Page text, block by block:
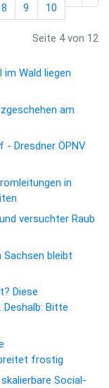
8 9 10
Seite 4 von 12
Wald liegen
am
Dresdner ÖPNV
in
versuchter Raub
Sachsen bleibt
Diese
Bitte
frostig
Social-